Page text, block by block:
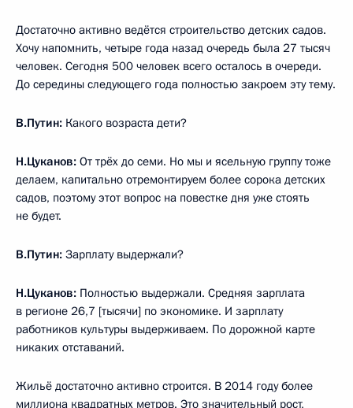
Достаточно активно ведётся строительство детских садов.
Хочу напомнить, четыре года назад очередь была 27 тысяч
человек. Сегодня 500 человек всего осталось в очереди.
До середины следующего года полностью закроем эту тему.
В.Путин: Какого возраста дети?
Н.Цуканов: От трёх до семи. Но мы и ясельную группу тоже
делаем, капитально отремонтируем более сорока детских
садов, поэтому этот вопрос на повестке дня уже стоять
не будет.
В.Путин: Зарплату выдержали?
Н.Цуканов: Полностью выдержали. Средняя зарплата
в регионе 26,7 [тысячи] по экономике. И зарплату
работников культуры выдерживаем. По дорожной карте
никаких отставаний.
Жильё достаточно активно строится. В 2014 году более
миллиона квадратных метров. Это значительный рост,